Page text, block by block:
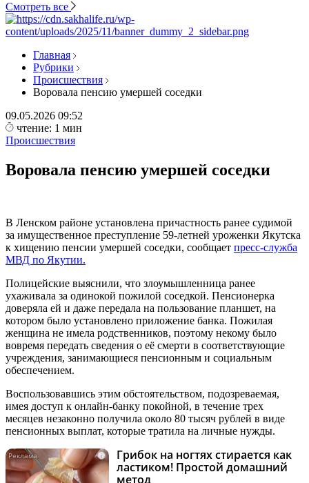
Смотреть все
Главная
Рубрики
Происшествия
Воровала пенсию умершей соседки
09.05.2026 09:52
чтение: 1 мин
Происшествия
Воровала пенсию умершей соседки
В Ленском районе установлена причастность ранее судимой
за имущественное преступление 59-летней уроженки Якутска
к хищению пенсии умершей соседки, сообщает пресс-служба
МВД по Якутии.
Полицейские выяснили, что злоумышленница ранее
ухаживала за одинокой пожилой соседкой. Пенсионерка
доверяла ей и даже передала на пользование планшет, на
котором было установлено приложение банка. Пожилая
женщина не имела родственников, поэтому некому было
вовремя передать сведения о её смерти в соответствующие
учреждения, занимающиеся пенсионным и социальным
обеспечением.
Воспользовавшись этим обстоятельством, подозреваемая,
имея доступ к онлайн-банку покойной, в течение трех
месяцев незаконно получила около 80 тысяч рублей в виде
пенсионных выплат, которые тратила на личные нужды.
i
Грибок на ногтях стирается как
ластиком! Простой домашний
метод